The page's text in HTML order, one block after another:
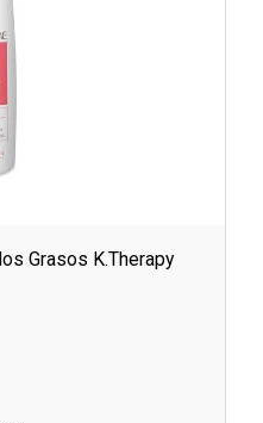
Grasos K.Therapy